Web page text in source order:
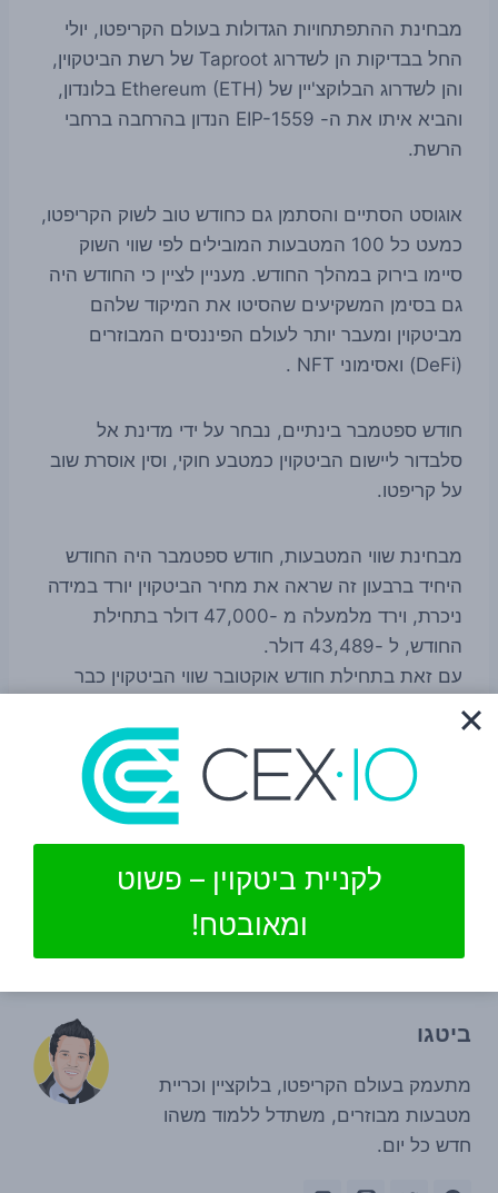
מבחינת ההתפתחויות הגדולות בעולם הקריפטו, יולי
החל בבדיקות הן לשדרוג Taproot של רשת הביטקוין,
והן לשדרוג הבלוקצ'יין של Ethereum (ETH) בלונדון,
והביא איתו את ה- EIP-1559 הנדון בהרחבה ברחבי
הרשת.
אוגוסט הסתיים והסתמן גם כחודש טוב לשוק הקריפטו,
כמעט כל 100 המטבעות המובילים לפי שווי השוק
סיימו בירוק במהלך החודש. מעניין לציין כי החודש היה
גם בסימן המשקיעים שהסיטו את המיקוד שלהם
מביטקוין ומעבר יותר לעולם הפיננסים המבוזרים
(DeFi) ואסימוני NFT .
חודש ספטמבר בינתיים, נבחר על ידי מדינת אל
סלבדור ליישום הביטקוין כמטבע חוקי, וסין אוסרת שוב
על קריפטו.
מבחינת שווי המטבעות, חודש ספטמבר היה החודש
היחיד ברבעון זה שראה את מחיר הביטקוין יורד במידה
ניכרת, וירד מלמעלה מ -47,000 דולר בתחילת
החודש, ל -43,489 דולר.
עם זאת בתחילת חודש אוקטובר שווי הביטקוין כבר
השוק נסחרו בעליות.
10 המטבעות המובילים בספטמבר וברבעון השלישי
ביטגו
מתעמק בעולם הקריפטו, בלוקציין וכריית
מטבעות מבוזרים, משתדל ללמוד משהו
חדש כל יום.
לקניית ביטקוין – פשוט
ומאובטח!